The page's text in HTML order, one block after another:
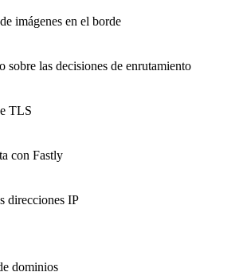
imágenes en el borde
sobre las decisiones de enrutamiento
TLS
con Fastly
direcciones IP
dominios